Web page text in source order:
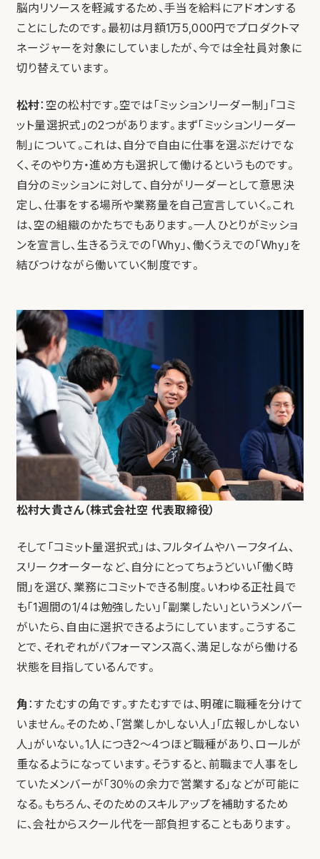
脳内リソースを軽減するため、手当を給料にアドオンする
ことにしたのです。最初は月額1万5,000円でプロダクトマ
ネージャーを対象にしていましたが、今では全社員対象に
切り替えています。
松村：空の松村です。空では「ミッションリーダー制」「コミ
ット量選択式」の2つがあります。まず「ミッションリーダー
制」について。これは、自分で自由に仕事を選ぶだけでな
く、そのやり方・進め方も選択して働けるというものです。
自分のミッションに対して、自分がリーダーとして意思決
定し、仕事をする場所や業務量を自己宣言していく。これ
は、空の組織のかたちでもあります。一人ひとりがミッショ
ンを宣言し、生きるうえでの「Why」、働くうえでの「Why」を
結びつけながら働いていく制度です。
松村大貴さん（株式会社空 代表取締役）
そして「コミット量選択式」は、フルタイムやハーフタイム、
スリークオーターなど、自分にとってちょうどいい「働く時
間」を選び、業務にコミットできる制度。いわゆる正社員で
も「1週間の1/4は勉強したい」「副業したい」というメンバー
がいたら、自由に選択できるようにしています。こうするこ
とで、それぞれがパフォーマンス高く、満足しながら働ける
状態を目指しているんです。
角 ：すたむすの角です。すたむすでは、明確に職種を分けて
いません。そのため、「営業しかしない人」「広報しかしない
人」がいない。1人につき2〜4つほど職種があり、ロールが
重なるようになっています。そうすると、前職まで人事をし
ていたメンバーが「30％の余力で営業する」などが可能に
なる。もちろん、そのためのスキルアップを補助するため
に、会社からスクール代を一部負担することもあります。